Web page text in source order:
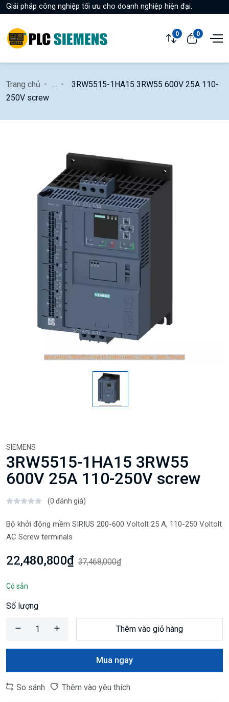
Giải pháp công nghiệp tối ưu cho doanh nghiệp hiện đại.
0 0
Trang chủ
3RW5515-1HA15 3RW55 600V 25A 110-
250V screw
SIEMENS
3RW5515-1HA15 3RW55
600V 25A 110-250V screw
(0 đánh giá)
Bộ khởi động mềm SIRIUS 200-600 Voltolt 25 A, 110-250 Voltolt
AC Screw terminals
22,480,800₫ 37,468,000₫
Có sẵn
Số lượng
Thêm vào giỏ hàng
Mua ngay
So sánh Thêm vào yêu thích